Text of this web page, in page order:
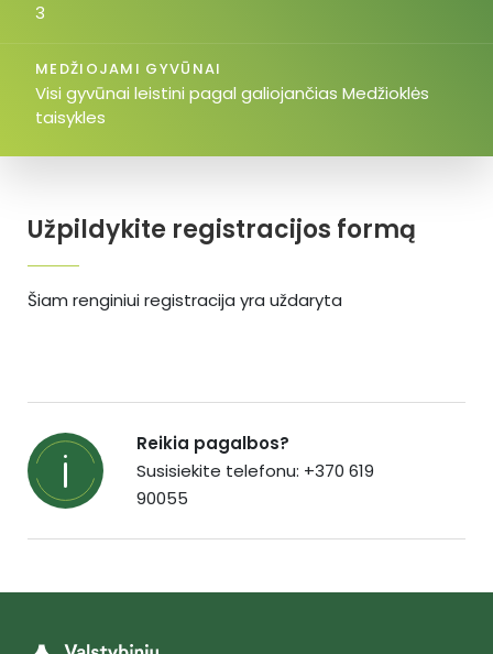
Užpildykite registracijos formą
Šiam renginiui registracija yra uždaryta
3
MEDŽIOJAMI GYVŪNAI
Visi gyvūnai leistini pagal galiojančias Medžioklės
taisykles
Reikia pagalbos?
Susisiekite telefonu: +370 619
90055